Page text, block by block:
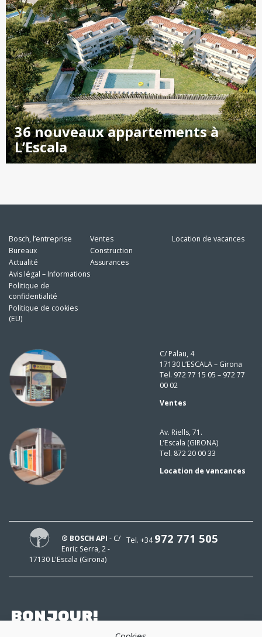
36 nouveaux appartements à
L’Escala
Bosch, l’entreprise
Bureaux
Actualité
Avis légal – Informations
Politique de
confidentialité
Politique de cookies
(EU)
Ventes
Construction
Assurances
Location de vacances
C/ Palau, 4
17130 L’ESCALA – Girona
Tel. 972 77 15 05 – 972 77
00 02
Ventes
Av. Riells, 71.
L’Escala (GIRONA)
Tel. 872 20 00 33
Location de vancances
Tel. +34972 771 505
® BOSCH API - C/
Enric Serra, 2 -
17130 L'Escala (Girona)
BONJOUR!